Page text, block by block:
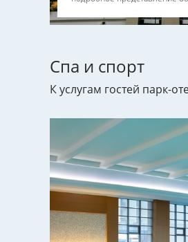
Спа и спорт
К услугам гостей парк-